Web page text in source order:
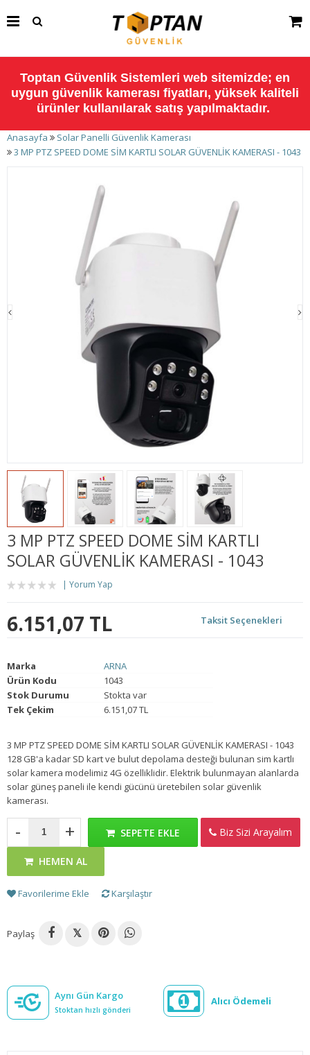
Toptan Güvenlik Sistemleri web sitemizde; en
uygun güvenlik kamerası fiyatları, yüksek kaliteli
ürünler kullanılarak satış yapılmaktadır.
Anasayfa
Solar Panelli Güvenlik Kamerası
3 MP PTZ SPEED DOME SİM KARTLI SOLAR GÜVENLİK KAMERASI - 1043
3 MP PTZ SPEED DOME SİM KARTLI
SOLAR GÜVENLİK KAMERASI - 1043
Yorum Yap
6.151,07 TL Taksit Seçenekleri
Marka
ARNA
Ürün Kodu
1043
Stok Durumu
Stokta var
Tek Çekim
6.151,07 TL
3 MP PTZ SPEED DOME SİM KARTLI SOLAR GÜVENLİK KAMERASI - 1043
128 GB'a kadar SD kart ve bulut depolama desteği bulunan sim kartlı
solar kamera modelimiz 4G özelliklidir. Elektrik bulunmayan alanlarda
solar güneş paneli ile kendi gücünü üretebilen solar güvenlik
kamerası.
- + SEPETE EKLE
HEMEN AL
Favorilerime Ekle Karşılaştır
Biz Sizi Arayalım
Paylaş 𝕏
Aynı Gün Kargo
Stoktan hızlı gönderi
Alıcı Ödemeli